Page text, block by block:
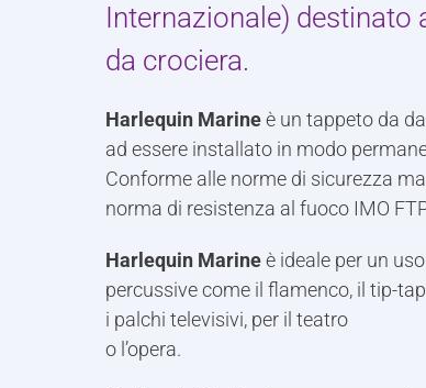
Internazionale) destinato
da crociera.
Harlequin Marineè un tappeto da
ad essere installato in modo
Conforme alle norme di sicurezza
norma di resistenza al fuoco IMO
Harlequin Marineè ideale per un
percussive come il flamenco, il tip-
i palchi televisivi, per il teatro
o l’opera.